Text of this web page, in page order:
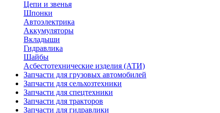
Цепи и звенья
Шпонки
Автоэлектрика
Аккумуляторы
Вкладыши
Гидравлика
Шайбы
Асбестотехнические изделия (АТИ)
Запчасти для грузовых автомобилей
Запчасти для сельхозтехники
Запчасти для спецтехники
Запчасти для тракторов
Запчасти для гидравлики